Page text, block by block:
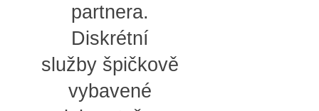
partnera.
Diskrétní
služby špičkově
vybavené